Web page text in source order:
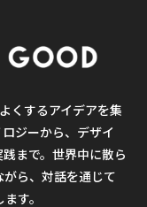
くするアイデアを集
ジーから、デザイ
まで。世界中に散ら
ら、対話を通じて
す。